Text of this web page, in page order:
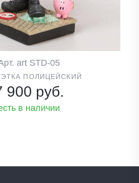
art STD-05
ПОЛИЦЕЙСКИЙ
900 руб.
в наличии